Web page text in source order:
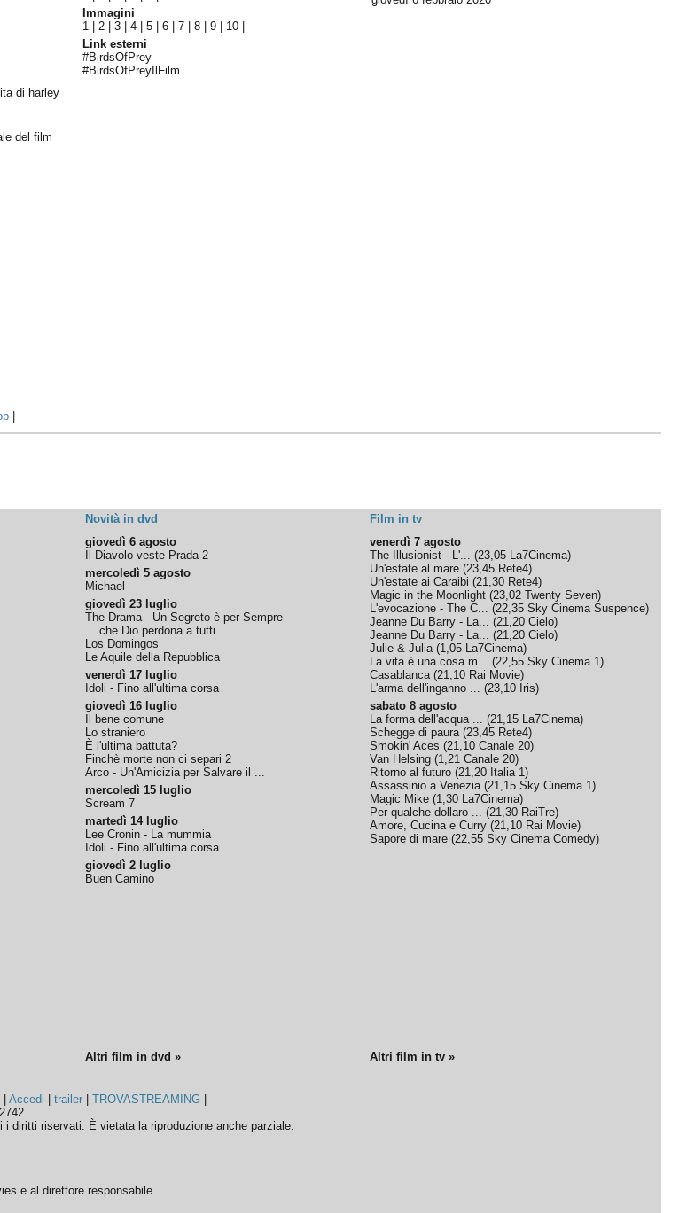
di harley
del film
Immagini
1 |2 |3 |4 |5 |6 |7 |8 |9 10
Link esterni
#BirdsOfPrey
#BirdsOfPreyIlFilm
Novità in dvd
Film in tv
giovedì 6 agosto
Il Diavolo veste Prada 2
mercoledì 5 agosto
Michael
giovedì 23 luglio
The Drama - Un Segreto è per Sempre
... che Dio perdona a tutti
Los Domingos
Le Aquile della Repubblica
venerdì 17 luglio
Idoli - Fino all'ultima corsa
giovedì 16 luglio
Il bene comune
Lo straniero
È l'ultima battuta?
Finchè morte non ci separi 2
Arco - Un'Amicizia per Salvare il ...
mercoledì 15 luglio
Scream 7
martedì 14 luglio
Lee Cronin - La mummia
Idoli - Fino all'ultima corsa
giovedì 2 luglio
Buen Camino
venerdì 7 agosto
The Illusionist - L'... (23,05 La7Cinema)
Un'estate al mare (23,45 Rete4)
Un'estate ai Caraibi (21,30 Rete4)
Magic in the Moonlight (23,02 Twenty Seven)
L'evocazione - The C... (22,35 Sky Cinema Suspence)
Jeanne Du Barry - La... (21,20 Cielo)
Jeanne Du Barry - La... (21,20 Cielo)
Julie & Julia(1,05 La7Cinema)
La vita è una cosa m... (22,55 Sky Cinema 1)
Casablanca(21,10 Rai Movie)
L'arma dell'inganno ... (23,10 Iris)
sabato 8 agosto
La forma dell'acqua ... (21,15 La7Cinema)
Schegge di paura(23,45 Rete4)
Smokin' Aces (21,10 Canale 20)
Van Helsing (1,21 Canale 20)
Ritorno al futuro (21,20 Italia 1)
Assassinio a Venezia(21,15 Sky Cinema 1)
Magic Mike (1,30 La7Cinema)
Per qualche dollaro ... (21,30 RaiTre)
Amore, Cucina e Curry (21,10 Rai Movie)
Sapore di mare (22,55 Sky Cinema Comedy)
Altri film in dvd » Altri film in tv »
|Accedi |trailer |TROVASTREAMING
diritti riservati. È vietata la riproduzione anche parziale.
e al direttore responsabile.